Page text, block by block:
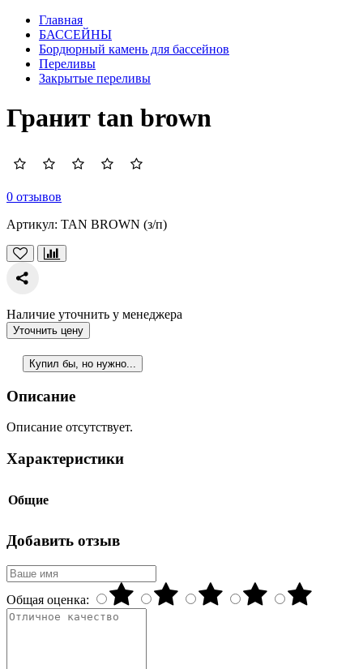
Главная
БАССЕЙНЫ
Бордюрный камень для бассейнов
Переливы
Закрытые переливы
Гранит tan brown
0 отзывов
Артикул: TAN BROWN (з/п)
Наличие уточнить у менеджера
Уточнить цену
Купил бы, но нужно...
Описание
Описание отсутствует.
Характеристики
Общие
Добавить отзыв
Общая оценка: